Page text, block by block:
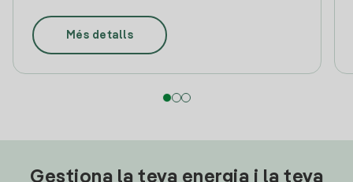
Més detalls
Gestiona la teva energia i la teva